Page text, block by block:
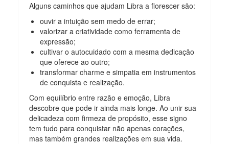
Alguns caminhos que ajudam Libra a florescer são:
ouvir a intuição sem medo de errar;
valorizar a criatividade como ferramenta de
expressão;
cultivar o autocuidado com a mesma dedicação
que oferece ao outro;
transformar charme e simpatia em instrumentos
de conquista e realização.
Com equilíbrio entre razão e emoção, Libra
descobre que pode ir ainda mais longe. Ao unir sua
delicadeza com firmeza de propósito, esse signo
tem tudo para conquistar não apenas corações,
mas também grandes realizações em sua vida.